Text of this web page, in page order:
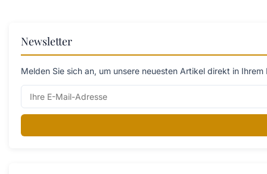
Newsletter
Melden Sie sich an, um unsere neuesten Artikel direkt in